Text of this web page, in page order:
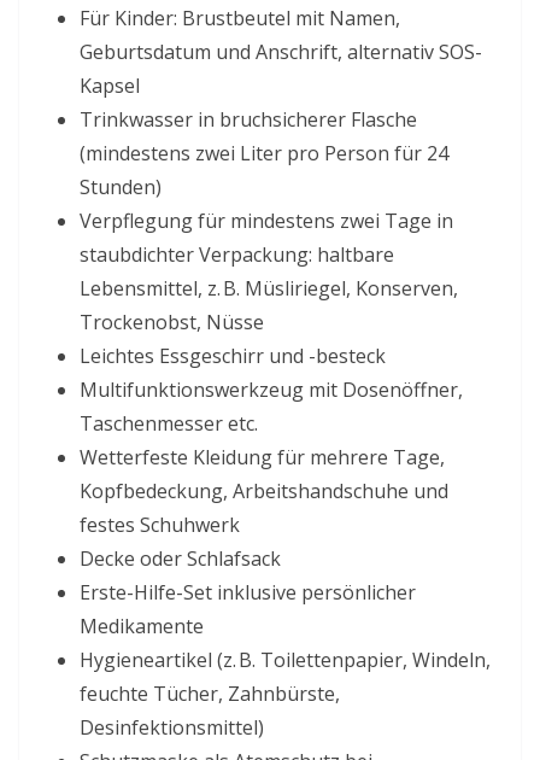
Für Kinder: Brustbeutel mit Namen,
Geburtsdatum und Anschrift, alternativ SOS-
Kapsel
Trinkwasser in bruchsicherer Flasche
(mindestens zwei Liter pro Person für 24
Stunden)
Verpflegung für mindestens zwei Tage in
staubdichter Verpackung: haltbare
Lebensmittel, z. B. Müsliriegel, Konserven,
Trockenobst, Nüsse
Leichtes Essgeschirr und -besteck
Multifunktionswerkzeug mit Dosenöffner,
Taschenmesser etc.
Wetterfeste Kleidung für mehrere Tage,
Kopfbedeckung, Arbeitshandschuhe und
festes Schuhwerk
Decke oder Schlafsack
Erste-Hilfe-Set inklusive persönlicher
Medikamente
Hygieneartikel (z. B. Toilettenpapier, Windeln,
feuchte Tücher, Zahnbürste,
Desinfektionsmittel)